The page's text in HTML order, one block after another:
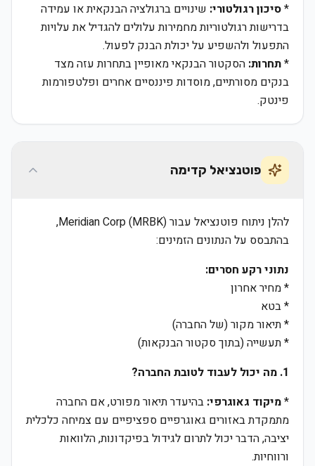
*סיכון רגולטורי: שינויים ברגולציה הבנקאית או עמידה
בדרישות רגולטוריות מחמירות עלולים להגדיל את עלויות
התפעול ולהשפיע על יכולת הבנק לפעול.
*תחרות: הסקטור הבנקאי מאופיין בתחרות עזה מצד
בנקים מסורתיים, מוסדות פיננסיים אחרים ופלטפורמות
פינטק.
פוטנציאל קדימה
להלן ניתוח פוטנציאל עבור Meridian Corp (MRBK),
בהתבסס על הנתונים הזמינים:
נתוני רקע חסרים:
* מחיר אחרון
* בטא
* תיאור מקור (של החברה)
* תעשייה (בתוך סקטור הבנקאות)
1. מה יכול לעבוד לטובת החברה?
*מיקוד גאוגרפי: בהיעדר תיאור מפורט, אם החברה
מתמקדת באזורים גאוגרפיים ספציפיים עם צמיחה כלכלית
יציבה, הדבר יכול לתרום לגידול בפיקדונות, הלוואות
ורווחיות.